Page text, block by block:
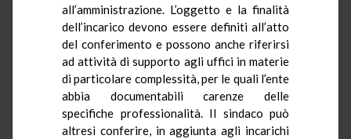
all’amministrazione. L’oggetto e la finalità
dell’incarico devono essere definiti all’atto
del conferimento e possono anche riferirsi
ad attività di supporto agli uffici in materie
di particolare complessità, per le quali l’ente
abbia documentabili carenze delle
specifiche professionalità. Il sindaco può
altresì conferire, in aggiunta agli incarichi